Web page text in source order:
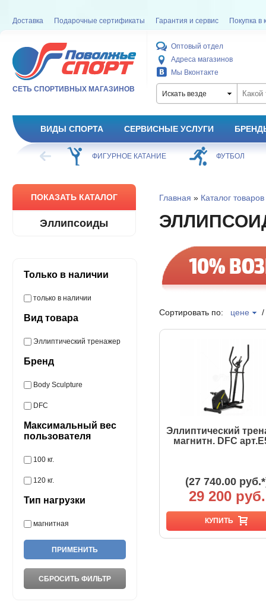
Доставка Подарочные сертификаты Гарантия и сервис Покупка в
СЕТЬ СПОРТИВНЫХ МАГАЗИНОВ
Оптовый отдел
Адреса магазинов
Мы Вконтакте
Искать везде
ВИДЫ СПОРТА СЕРВИСНЫЕ УСЛУГИ
ХОККЕЙ ФИГУРНОЕ КАТАНИЕ ФУТБОЛ
ПОКАЗАТЬ КАТАЛОГ
Эллипсоиды
Только в наличии
только в наличии
Вид товара
Эллиптический тренажер
Бренд
Body Sculpture
DFC
Максимальный вес
пользователя
100 кг.
120 кг.
Тип нагрузки
магнитная
Главная » Каталог товаров
Сортировать по: цене
Эллиптический
магнитн. DFC
(27 740.00
29 200 руб.
КУПИТЬ